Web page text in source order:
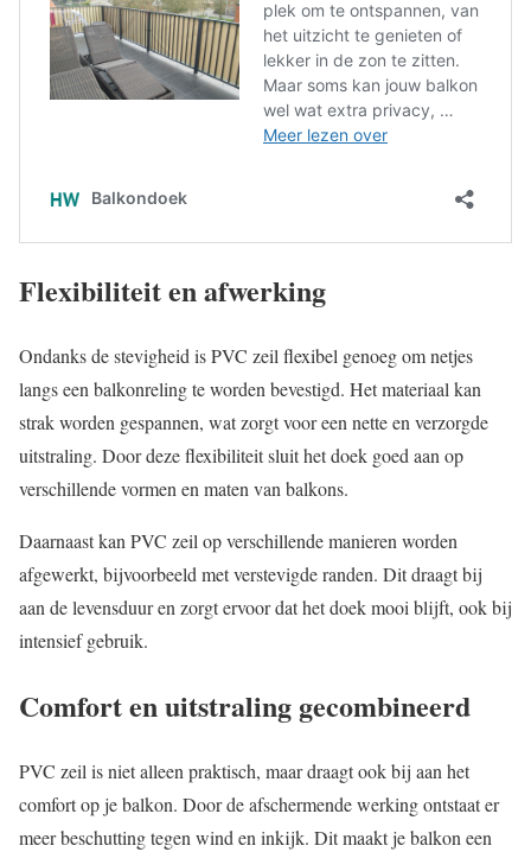
Flexibiliteit en afwerking
Ondanks de stevigheid is PVC zeil flexibel genoeg om netjes
langs een balkonreling te worden bevestigd. Het materiaal kan
strak worden gespannen, wat zorgt voor een nette en verzorgde
uitstraling. Door deze flexibiliteit sluit het doek goed aan op
verschillende vormen en maten van balkons.
Daarnaast kan PVC zeil op verschillende manieren worden
afgewerkt, bijvoorbeeld met verstevigde randen. Dit draagt bij
aan de levensduur en zorgt ervoor dat het doek mooi blijft, ook bij
intensief gebruik.
Comfort en uitstraling gecombineerd
PVC zeil is niet alleen praktisch, maar draagt ook bij aan het
comfort op je balkon. Door de afschermende werking ontstaat er
meer beschutting tegen wind en inkijk. Dit maakt je balkon een